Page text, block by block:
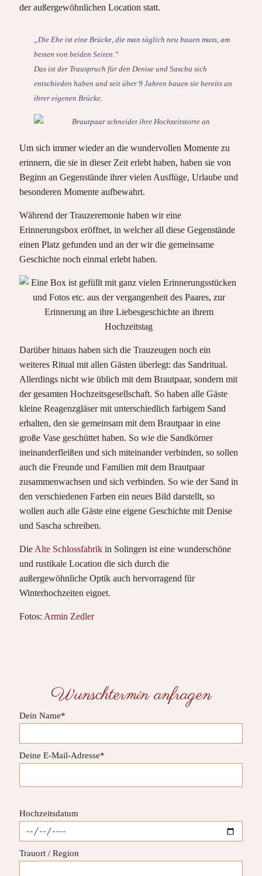
der außergewöhnlichen Location statt.
„Die Ehe ist eine Brücke, die man täglich neu bauen muss, am
besten von beiden Seiten.“
Das ist der Trauspruch für den Denise und Sascha sich
entschieden haben und seit über 9 Jahren bauen sie bereits an
ihrer eigenen Brücke.
Um sich immer wieder an die wundervollen Momente zu
erinnern, die sie in dieser Zeit erlebt haben, haben sie von
Beginn an Gegenstände ihrer vielen Ausflüge, Urlaube und
besonderen Momente aufbewahrt.
Während der Trauzeremonie haben wir eine
Erinnerungsbox eröffnet, in welcher all diese Gegenstände
einen Platz gefunden und an der wir die gemeinsame
Geschichte noch einmal erlebt haben.
Darüber hinaus haben sich die Trauzeugen noch ein
weiteres Ritual mit allen Gästen überlegt: das Sandritual.
Allerdings nicht wie üblich mit dem Brautpaar, sondern mit
der gesamten Hochzeitsgesellschaft. So haben alle Gäste
kleine Reagenzgläser mit unterschiedlich farbigem Sand
erhalten, den sie gemeinsam mit dem Brautpaar in eine
große Vase geschüttet haben. So wie die Sandkörner
ineinanderfleißen und sich miteinander verbinden, so sollen
auch die Freunde und Familien mit dem Brautpaar
zusammenwachsen und sich verbinden. So wie der Sand in
den verschiedenen Farben ein neues Bild darstellt, so
wollen auch alle Gäste eine eigene Geschichte mit Denise
und Sascha schreiben.
Die Alte Schlossfabrik in Solingen ist eine wunderschöne
und rustikale Location die sich durch die
außergewöhnliche Optik auch hervorragend für
Winterhochzeiten eignet.
Fotos: Armin Zedler
Wunschtermin anfragen
Dein Name*
Deine E-Mail-Adresse*
Hochzeitsdatum
Trauort / Region